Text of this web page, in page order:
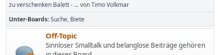
zu verschenken Balett - ...vonTimo Volkmar
Unter-Boards Suche Biete
Off-Topic
Sinnloser Smalltalk und belanglose Beiträge gehören